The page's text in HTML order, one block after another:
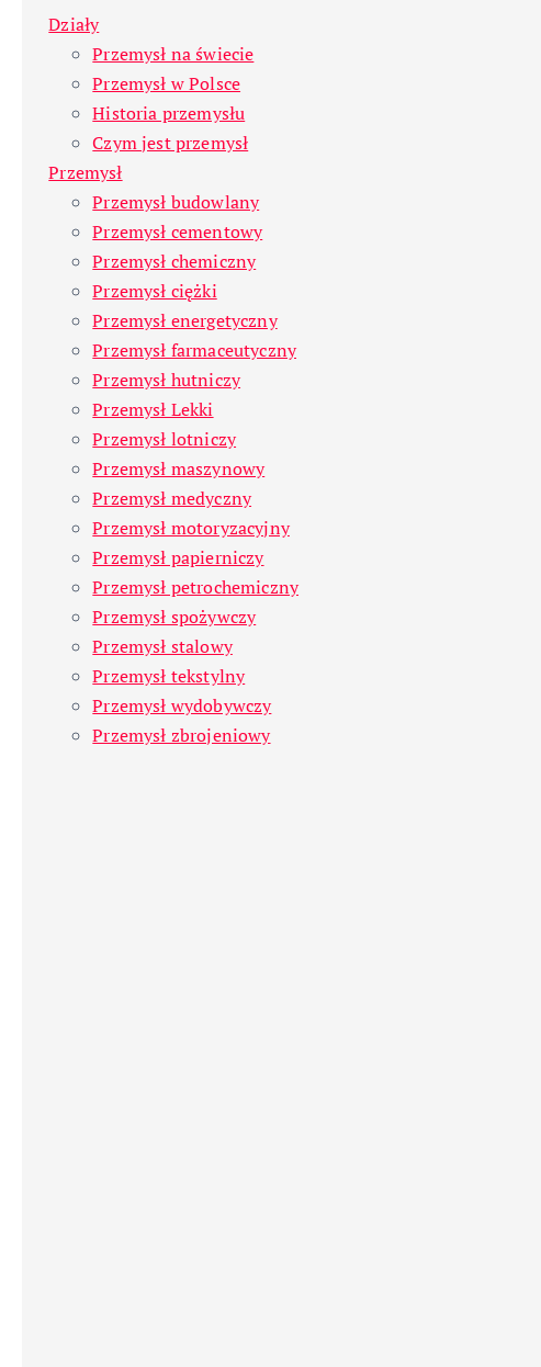
Działy
Przemysł na świecie
Przemysł w Polsce
Historia przemysłu
Czym jest przemysł
Przemysł
Przemysł budowlany
Przemysł cementowy
Przemysł chemiczny
Przemysł ciężki
Przemysł energetyczny
Przemysł farmaceutyczny
Przemysł hutniczy
Przemysł Lekki
Przemysł lotniczy
Przemysł maszynowy
Przemysł medyczny
Przemysł motoryzacyjny
Przemysł papierniczy
Przemysł petrochemiczny
Przemysł spożywczy
Przemysł stalowy
Przemysł tekstylny
Przemysł wydobywczy
Przemysł zbrojeniowy